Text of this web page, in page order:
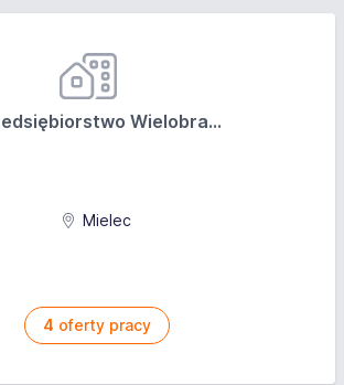
Wielobra...
Mielec
4 oferty pracy